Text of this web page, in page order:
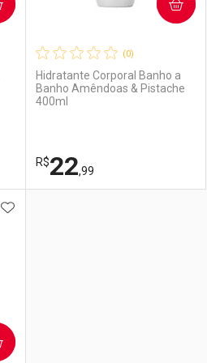
(0)
Hidratante Corporal Banho a
Banho Amêndoas & Pistache
400ml
R$22,99
COMPRAR
ADICIONAR AOS FAVORITOS